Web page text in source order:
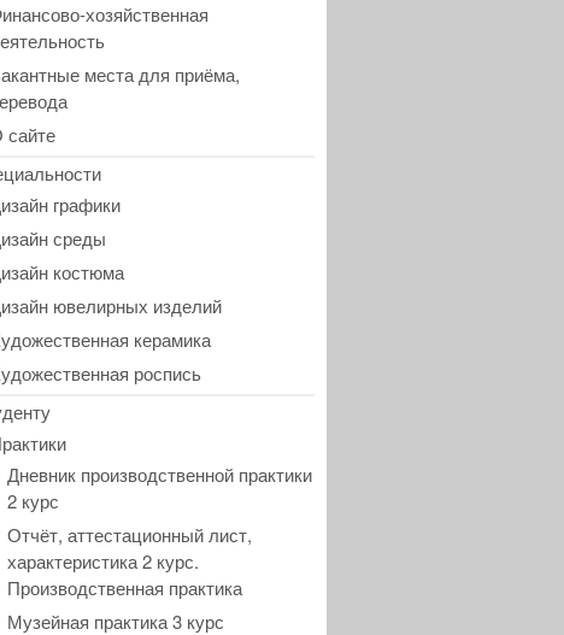
хозяйственная
места для приёма,
сайте
графики
среды
костюма
ювелирных изделий
керамика
роспись
Дневник производственной практики
2 курс
Отчёт, аттестационный лист,
характеристика 2 курс.
Производственная практика
Музейная практика 3 курс